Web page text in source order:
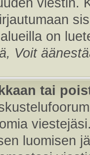
viestin.
on
Voit
tai
luomisen